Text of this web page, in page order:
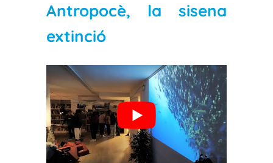
Antropocè, la sisena
extinció